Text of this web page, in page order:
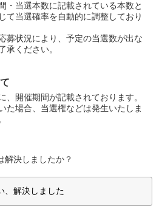
・当選本数に記載されている本数と
て当選確率を自動的に調整しており
募状況により、予定の当選数が出な
承ください。
、開催期間が記載されております。
た場合、当選権などは発生いたしま
解決しましたか？
、解決しました